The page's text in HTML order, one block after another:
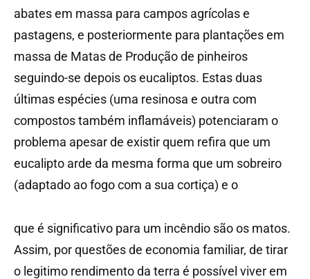
abates em massa para campos agrícolas e
pastagens, e posteriormente para plantações em
massa de Matas de Produção de pinheiros
seguindo-se depois os eucaliptos. Estas duas
últimas espécies (uma resinosa e outra com
compostos também inflamáveis) potenciaram o
problema apesar de existir quem refira que um
eucalipto arde da mesma forma que um sobreiro
(adaptado ao fogo com a sua cortiça) e o
que é significativo para um incêndio são os matos.
Assim, por questões de economia familiar, de tirar
o legitimo rendimento da terra é possível viver em